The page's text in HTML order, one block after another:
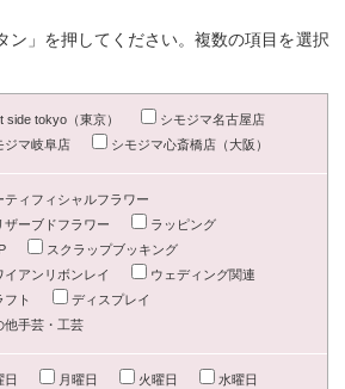
ン」を押してください。複数の項目を選択
side tokyo（東京）
シモジマ名古屋店
ジマ岐阜店
シモジマ心斎橋店（大阪）
ティフィシャルフラワー
ザーブドフラワー
ラッピング
スクラップブッキング
イアンリボンレイ
ウェディング関連
フト
ディスプレイ
他手芸・工芸
日 月曜日 火曜日
水曜日